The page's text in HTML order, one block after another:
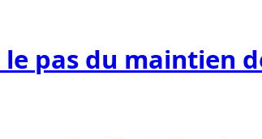
pas du maintien